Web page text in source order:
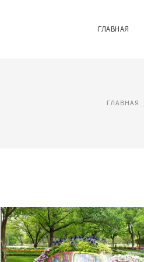
ГЛАВНАЯ
ГЛАВНАЯ